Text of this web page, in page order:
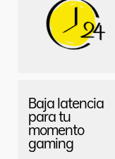
Baja latencia
para tu
momento
gaming